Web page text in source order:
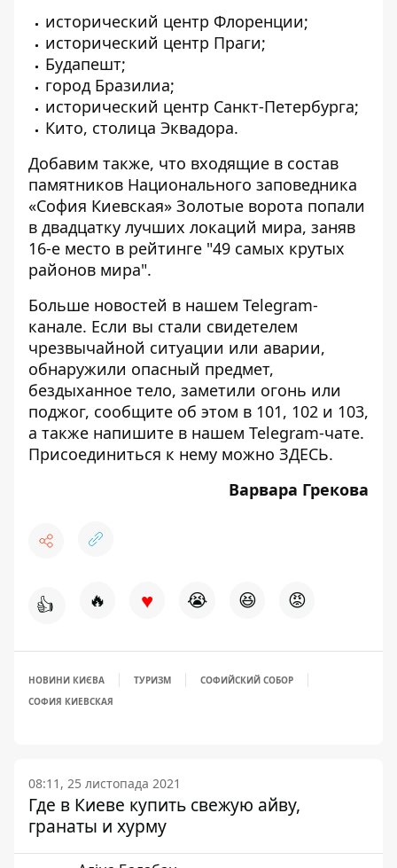
исторический центр Флоренции;
исторический центр Праги;
Будапешт;
город Бразилиа;
исторический центр Санкт-Петербурга;
Кито, столица Эквадора.
Добавим также, что входящие в состав
памятников Национального заповедника
«София Киевская» Золотые ворота попали
в двадцатку лучших локаций мира, заняв
16-е место в рейтинге "49 самых крутых
районов мира".
Больше новостей в нашем Telegram-
канале. Если вы стали свидетелем
чрезвычайной ситуации или аварии,
обнаружили опасный предмет,
бездыханное тело, заметили огонь или
поджог, сообщите об этом в 101, 102 и 103,
а также напишите в нашем Telegram-чате.
Присоединиться к нему можно ЗДЕСЬ.
Варвара Грекова
👍 🔥 ♥ 😭 😆 😡
НОВИНИ КИЄВА ТУРИЗМ
СОФИЙСКИЙ СОБОР
СОФИЯ КИЕВСКАЯ
08:11, 25 листопада 2021
Где в Киеве купить свежую айву,
гранаты и хурму